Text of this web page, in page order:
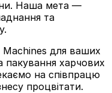
Наша мета —
та
для ваших
пакування харчових
на співпрацю
процвітати.